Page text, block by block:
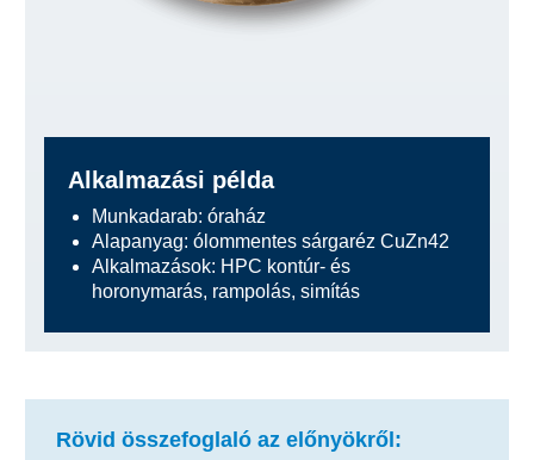
Alkalmazási példa
Munkadarab: óraház
Alapanyag: ólommentes sárgaréz CuZn42
Alkalmazások: HPC kontúr- és
horonymarás, rampolás, simítás
Rövid összefoglaló az előnyökről: